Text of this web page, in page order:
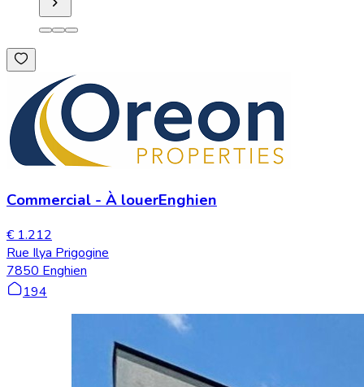
Commercial - À louerEnghien
€ 1.212
Rue Ilya Prigogine
7850 Enghien
194